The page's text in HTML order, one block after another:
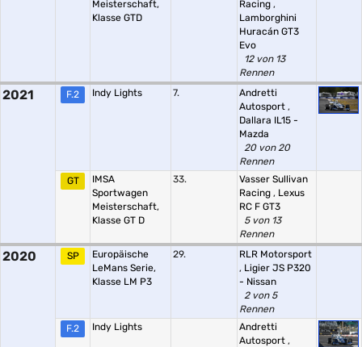
Meisterschaft,
Klasse GTD
Racing ,
Lamborghini
Huracán GT3
Evo
12 von 13
Rennen
2021 F.2 Indy Lights 7.
Andretti
Autosport ,
Dallara IL15 -
Mazda
20 von 20
Rennen
GT
IMSA
Sportwagen
Meisterschaft,
Klasse GT D
33.
Vasser Sullivan
Racing , Lexus
RC F GT3
5 von 13
Rennen
2020 SP
Europäische
LeMans Serie,
Klasse LM P3
29.
RLR Motorsport
, Ligier JS P320
- Nissan
2 von 5
Rennen
F.2
Indy Lights
Andretti
Autosport ,